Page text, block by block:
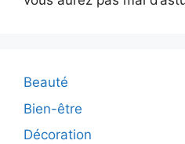
Beauté
Bien-être
Décoration